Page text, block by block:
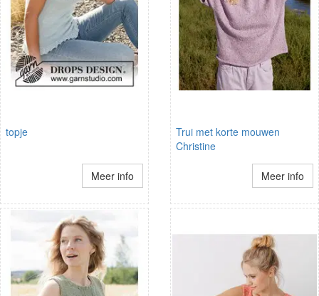
topje
Meer info
Trui met korte mouwen
Christine
Meer info